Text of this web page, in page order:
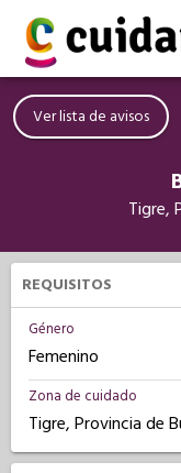
Ver lista de avisos
Tigre,
REQUISITOS
Género
Femenino
Zona de cuidado
Tigre, Provincia de